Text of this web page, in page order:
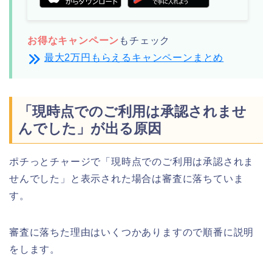
お得なキャンペーン もチェック
最大2万円もらえるキャンペーンまとめ
「現時点でのご利用は承認されませ
んでした」が出る原因
ポチっとチャージで「現時点でのご利用は承認されま
せんでした」と表示された場合は審査に落ちていま
す。
審査に落ちた理由はいくつかありますので順番に説明
をします。